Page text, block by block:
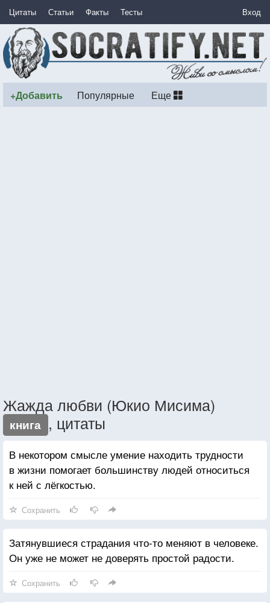
Цитаты Статьи Факты Тесты Вход
+Добавить Популярные Еще
Жажда любви (Юкио Мисима)
книга , цитаты
В некотором смысле умение находить трудности
в жизни помогает большинству людей относиться
к ней с лёгкостью.
Сохранить
Затянувшиеся страдания что-то меняют в человеке.
Он уже не может не доверять простой радости.
Сохранить